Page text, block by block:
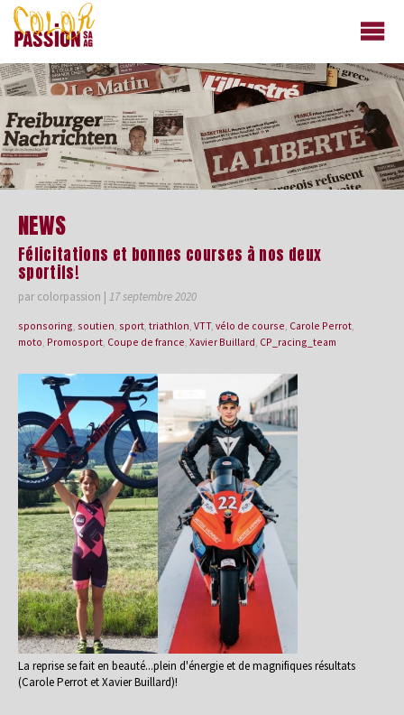
NEWS
Félicitations et bonnes courses à nos deux
sportifs!
par colorpassion | 17 septembre 2020
sponsoring, soutien, sport, triathlon, VTT, vélo de course, Carole Perrot,
moto, Promosport, Coupe de france, Xavier Buillard, CP_racing_team
La reprise se fait en beauté...plein d'énergie et de magnifiques résultats
(Carole Perrot et Xavier Buillard)!